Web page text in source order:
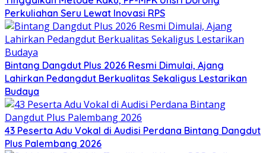
Perkuliahan Seru Lewat Inovasi RPS
Bintang Dangdut Plus 2026 Resmi Dimulai, Ajang
Lahirkan Pedangdut Berkualitas Sekaligus Lestarikan
Budaya
43 Peserta Adu Vokal di Audisi Perdana Bintang Dangdut
Plus Palembang 2026